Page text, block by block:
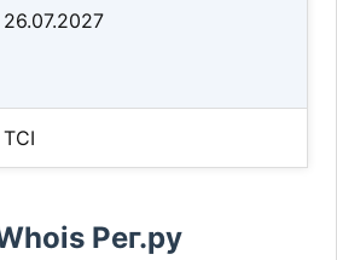
26.07.2027
TCI
Рег.ру